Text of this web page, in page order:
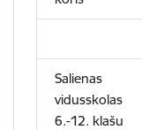
Salienas
vidusskolas
6.-12. klašu